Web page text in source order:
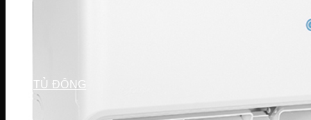
TỦ ĐÔNG
Tủ đông Sanaky